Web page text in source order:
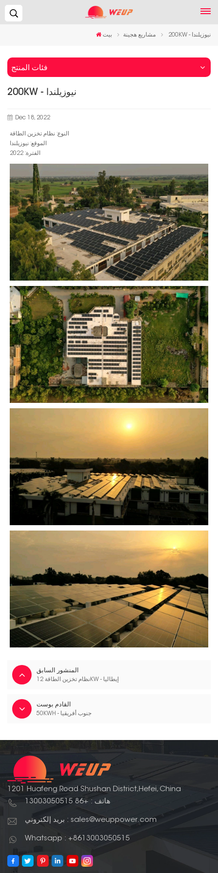
بيت مشاريع هجينة 200KW - نيوزيلندا
فئات المنتج
200KW - نيوزيلندا
Dec 18, 2022
النوع: نظام تخزين الطاقة
الموقع: نيوزيلندا
الفترة: 2022
المنشور السابق
نظام تخزين الطاقة 12KW - إيطاليا
القادم بوست
50KWH - جنوب أفريقيا
1201 Huafeng Road Shushan District,Hefei, China
هاتف : +86 13003050515
بريد إلكتروني : sales@weuppower.com
Whatsapp : +8613003050515